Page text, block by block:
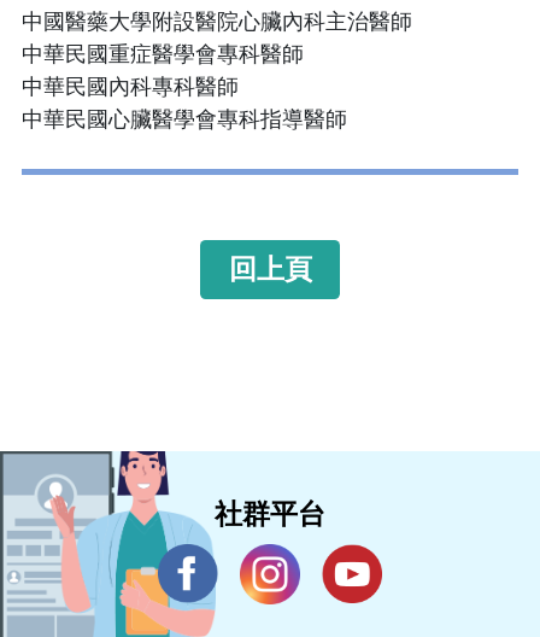
中國醫藥大學附設醫院心臟內科主治醫師
中華民國重症醫學會專科醫師
中華民國內科專科醫師
中華民國心臟醫學會專科指導醫師
回上頁
社群平台